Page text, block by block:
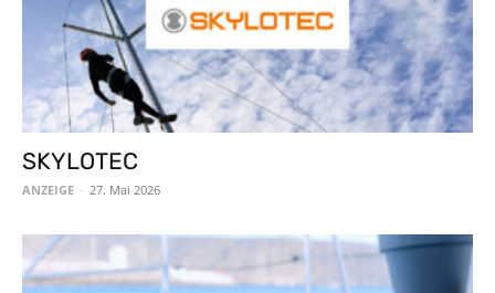
SKYLOTEC
ANZEIGE - 27. Mai 2026